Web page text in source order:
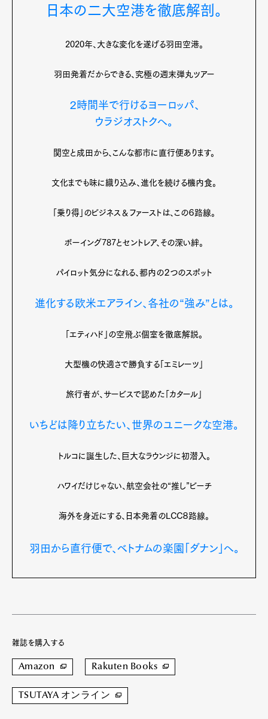
Art&DesignWatchFashion
ProductCulture Lifestyle
Pen Membership
Magazine
Official Columnist
About
日本の二大空港を徹底解剖。
2020年、大きな変化を遂げる羽田空港。
羽田発着だからできる、究極の週末弾丸ツアー
２時間半で行けるヨーロッパ、
ウラジオストクへ。
関空と成田から、こんな都市に直行便あります。
文化までも味に織り込み、進化を続ける機内食。
「乗り得」のビジネス＆ファーストは、この６路線。
ボーイング787とセントレア、その深い絆。
パイロット気分になれる、都内の２つのスポット
進化する欧米エアライン、各社の“強み”とは。
「エティハド」の空飛ぶ個室を徹底解説。
大型機の快適さで勝負する「エミレーツ」
旅行者が、サービスで認めた「カタール」
いちどは降り立ちたい、世界のユニークな空港。
トルコに誕生した、巨大なラウンジに初潜入。
ハワイだけじゃない、航空会社の“推し”ビーチ
海外を身近にする、日本発着のLCC８路線。
羽田から直行便で、ベトナムの楽園「ダナン」へ。
雑誌を購入する
Amazon Rakuten Books
TSUTAYA オンライン